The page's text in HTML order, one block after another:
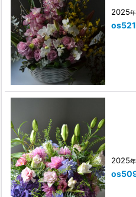
2025年
2025年